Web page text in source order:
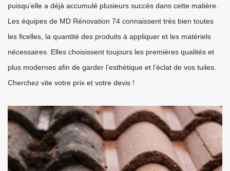
puisqu’elle a déjà accumulé plusieurs succès dans cette matière.
Les équipes de MD Rénovation 74 connaissent très bien toutes
les ficelles, la quantité des produits à appliquer et les matériels
nécessaires. Elles choisissent toujours les premières qualités et
plus modernes afin de garder l’esthétique et l’éclat de vos tuiles.
Cherchez vite votre prix et votre devis !